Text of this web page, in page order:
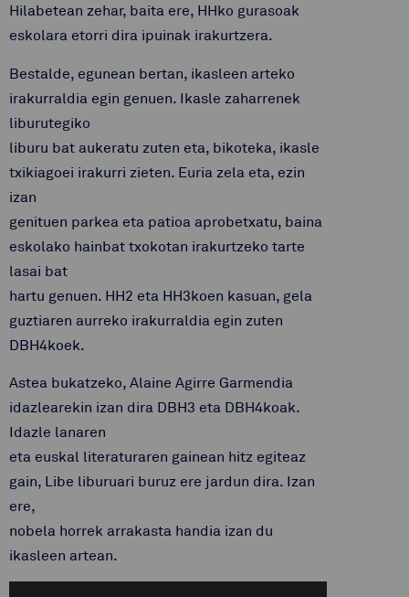
Hilabetean zehar, baita ere, HHko gurasoak
eskolara etorri dira ipuinak irakurtzera.
Bestalde, egunean bertan, ikasleen arteko
irakurraldia egin genuen. Ikasle zaharrenek
liburutegiko
liburu bat aukeratu zuten eta, bikoteka, ikasle
txikiagoei irakurri zieten. Euria zela eta, ezin
izan
genituen parkea eta patioa aprobetxatu, baina
eskolako hainbat txokotan irakurtzeko tarte
lasai bat
hartu genuen. HH2 eta HH3koen kasuan, gela
guztiaren aurreko irakurraldia egin zuten
DBH4koek.
Astea bukatzeko, Alaine Agirre Garmendia
idazlearekin izan dira DBH3 eta DBH4koak.
Idazle lanaren
eta euskal literaturaren gainean hitz egiteaz
gain, Libe liburuari buruz ere jardun dira. Izan
ere,
nobela horrek arrakasta handia izan du
ikasleen artean.